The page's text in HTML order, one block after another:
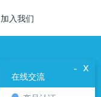
加入我们
x
-
在线交流